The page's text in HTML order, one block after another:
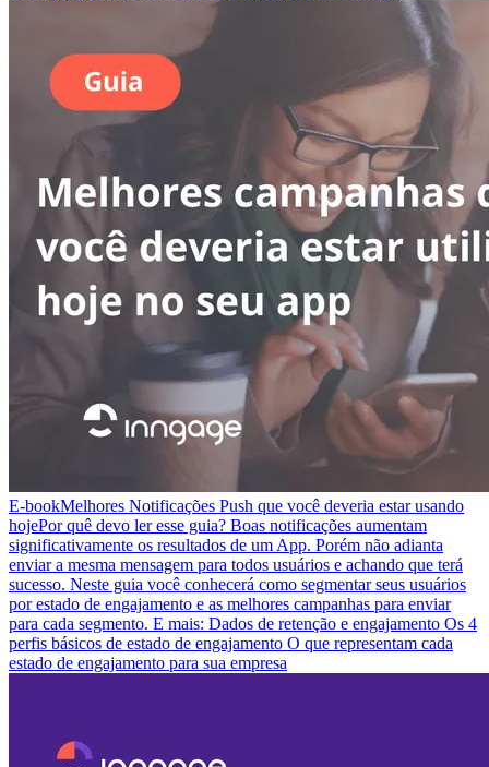
E-bookMelhores Notificações Push que você deveria estar usando
hojePor quê devo ler esse guia? Boas notificações aumentam
significativamente os resultados de um App. Porém não adianta
enviar a mesma mensagem para todos usuários e achando que terá
sucesso. Neste guia você conhecerá como segmentar seus usuários
por estado de engajamento e as melhores campanhas para enviar
para cada segmento. E mais: Dados de retenção e engajamento Os 4
perfis básicos de estado de engajamento O que representam cada
estado de engajamento para sua empresa